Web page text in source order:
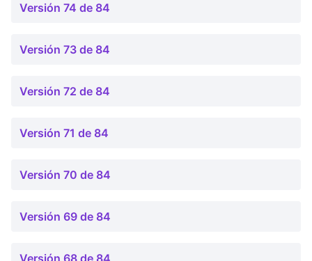
Versión 74 de 84
Versión 73 de 84
Versión 72 de 84
Versión 71 de 84
Versión 70 de 84
Versión 69 de 84
Versión 68 de 84